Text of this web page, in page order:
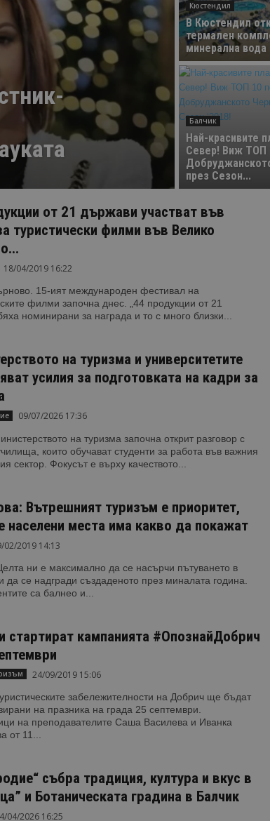
Кюстендил
В Кюстендил
термален
минерална вода
Балчик
Най-красивите
Север! Виж ТОП
през Сезон...
от 21 държави участват във
туристически филми във Велико
18/04/2019 16:22
15-ият международен фестивал на
филми започна днес. „44 продукции от 21
номинирани за награда и то с много близки...
на туризма и университетите
усилия за подготовката на кадри за
09/07/2026 17:36
на туризма започна открит разговор с
които обучават студенти за работа във важния
сектор. Фокусът е върху качеството...
Вътрешният туризъм е приоритет,
населени места има какво да покажат
02/2019 14:13
ни е максимално да се насърчи пътуването в
да се надгради създаденото през миналата година.
са балнео и...
стартират кампанията #ОпознайДобрич
24/09/2019 15:06
забележителности на Добрич ще бъдат
на празника на града 25 септември.
на преподавателите Саша Василева и Иванка
от 11...
събра традиция, култура и вкус в
и Ботаническата градина в Балчик
04/2026 16:25